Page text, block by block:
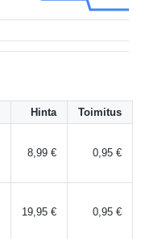
Hinta Toimitus
8,99 € 0,95 €
19,95 € 0,95 €